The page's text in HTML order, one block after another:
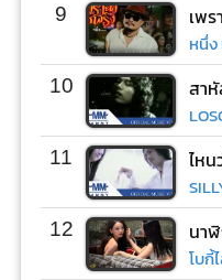
9 เพ
หนึ่
10 สา
11
12
โบกี้